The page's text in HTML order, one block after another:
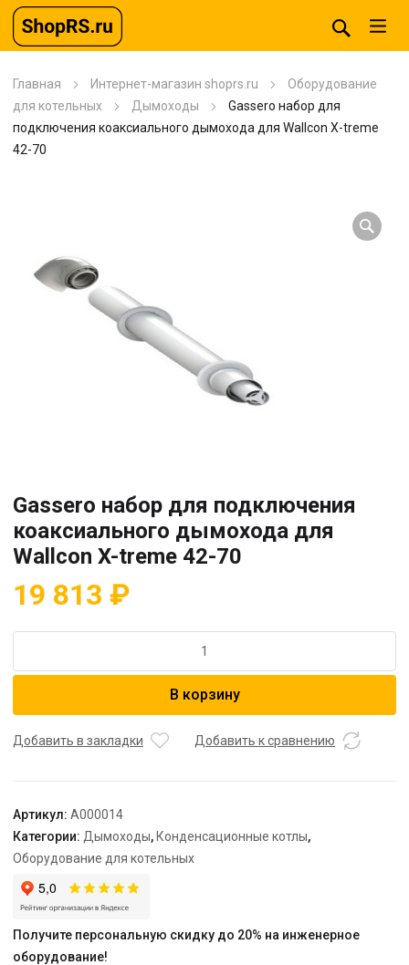
Главная Интернет-магазин shoprs.ru
Оборудование
для котельных
Дымоходы
Gassero набор для
подключения коаксиального дымохода для Wallcon X-treme
42-70
Gassero набор для подключения
коаксиального дымохода для
Wallcon X-treme 42-70
19 813 ₽
Gassero
подключения
Wallcon
X-
treme
42-
В корзину
Добавить в закладки Добавить к сравнению
Артикул: A000014
Категории: Дымоходы, Конденсационные котлы,
Оборудование для котельных
Получите персональную скидку до 20% на инженерное
оборудование!